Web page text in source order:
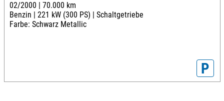
02/2000 | 70.000 km
Benzin | 221 kW (300 PS) | Schaltgetriebe
Farbe: Schwarz Metallic
P